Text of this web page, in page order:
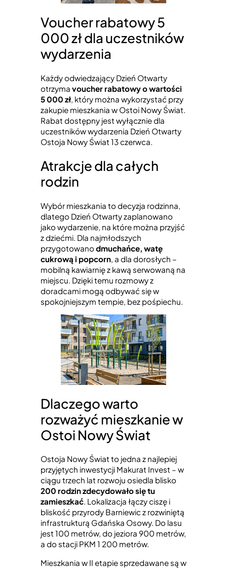
Voucher rabatowy 5
000 zł dla uczestników
wydarzenia
Każdy odwiedzający Dzień Otwarty
otrzyma voucher rabatowy o wartości
5 000 zł , który można wykorzystać przy
zakupie mieszkania w Ostoi Nowy Świat.
Rabat dostępny jest wyłącznie dla
uczestników wydarzenia Dzień Otwarty
Ostoja Nowy Świat 13 czerwca.
Atrakcje dla całych
rodzin
Wybór mieszkania to decyzja rodzinna,
dlatego Dzień Otwarty zaplanowano
jako wydarzenie, na które można przyjść
z dziećmi. Dla najmłodszych
przygotowano dmuchańce, watę
cukrową i popcorn , a dla dorosłych –
mobilną kawiarnię z kawą serwowaną na
miejscu. Dzięki temu rozmowy z
doradcami mogą odbywać się w
spokojniejszym tempie, bez pośpiechu.
Dlaczego warto
rozważyć mieszkanie w
Ostoi Nowy Świat
Ostoja Nowy Świat to jedna z najlepiej
przyjętych inwestycji Makurat Invest – w
ciągu trzech lat rozwoju osiedla blisko
200 rodzin zdecydowało się tu
zamieszkać. Lokalizacja łączy ciszę i
bliskość przyrody Barniewic z rozwiniętą
infrastrukturą Gdańska Osowy. Do lasu
jest 100 metrów, do jeziora 900 metrów,
a do stacji PKM 1 200 metrów.
Mieszkania w II etapie sprzedawane są w